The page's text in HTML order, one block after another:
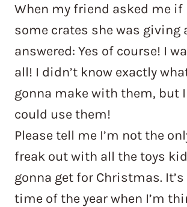
When my friend asked me if
some crates she was giving
answered: Yes of course! I
all! I didn’t know exactly
gonna make with them, but
could use them!
Please tell me I’m not the
freak out with all the toys
gonna get for Christmas.
time of the year when I’m